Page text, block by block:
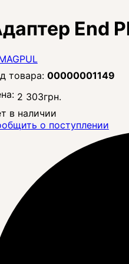
End
00000001149
2 303грн.
в наличии
о поступлении